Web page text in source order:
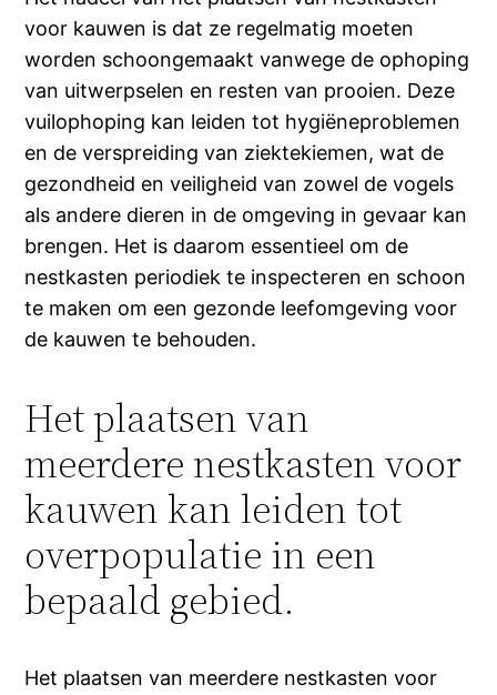
voor kauwen is dat ze regelmatig moeten
worden schoongemaakt vanwege de ophoping
van uitwerpselen en resten van prooien. Deze
vuilophoping kan leiden tot hygiëneproblemen
en de verspreiding van ziektekiemen, wat de
gezondheid en veiligheid van zowel de vogels
als andere dieren in de omgeving in gevaar kan
brengen. Het is daarom essentieel om de
nestkasten periodiek te inspecteren en schoon
te maken om een gezonde leefomgeving voor
de kauwen te behouden.
Het plaatsen van
meerdere nestkasten voor
kauwen kan leiden tot
overpopulatie in een
bepaald gebied.
Het plaatsen van meerdere nestkasten voor